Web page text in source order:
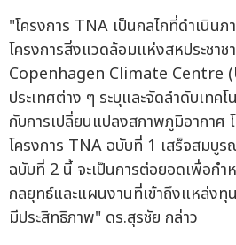
"โครงการ TNA เป็นกลไกที่ดำเนิน
โครงการสิ่งแวดล้อมแห่งสหประชา
Copenhagen Climate Centre
ประเทศต่าง ๆ ระบุและจัดลำดับเทค
กับการเปลี่ยนแปลงสภาพภูมิอากาศ
โครงการ TNA ฉบับที่ 1 เสร็จสมบู
ฉบับที่ 2 นี้ จะเป็นการต่อยอดเพื่อก
กลยุทธ์และแผนงานที่เข้าถึงแหล่งทุ
มีประสิทธิภาพ" ดร.สุรชัย กล่าว